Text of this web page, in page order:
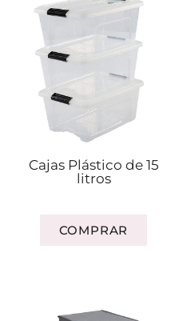
Cajas Plástico de 15
litros
COMPRAR